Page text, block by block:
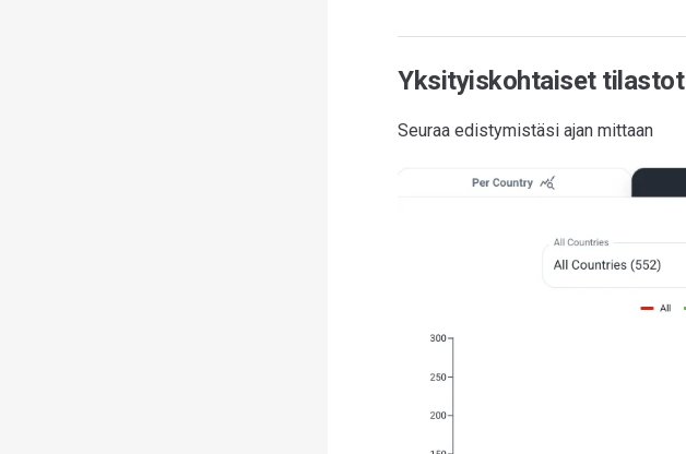
Yksityiskohtaiset tilastot
Seuraa edistymistäsi ajan mittaan